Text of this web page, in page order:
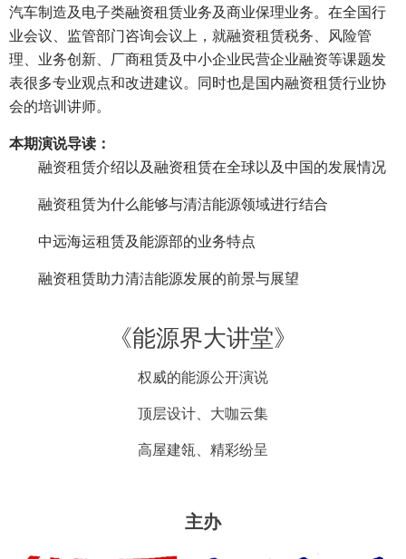
汽车制造及电子类融资租赁业务及商业保理业务。在全国行
业会议、监管部门咨询会议上，就融资租赁税务、风险管
理、业务创新、厂商租赁及中小企业民营企业融资等课题发
表很多专业观点和改进建议。同时也是国内融资租赁行业协
会的培训讲师。
本期演说导读：
融资租赁介绍以及融资租赁在全球以及中国的发展情况
融资租赁为什么能够与清洁能源领域进行结合
中远海运租赁及能源部的业务特点
融资租赁助力清洁能源发展的前景与展望
《能源界大讲堂》
权威的能源公开演说
顶层设计、大咖云集
高屋建瓴、精彩纷呈
主办